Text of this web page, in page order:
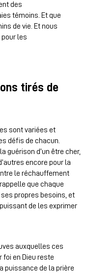
des
témoins. Et que
de vie. Et nous
les
tirés de
sont variées et
défis de chacun.
guérison d’un être cher,
encore pour la
le réchauffement
que chaque
propres besoins, et
de les exprimer
auxquelles ces
en Dieu reste
puissance de la prière